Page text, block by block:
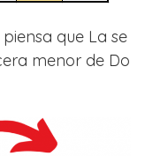
que La se
menor de Do